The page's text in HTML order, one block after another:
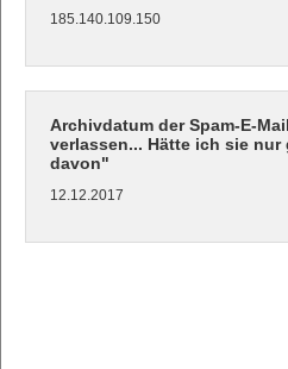
185.140.109.150
Archivdatum der Spam-E-
verlassen... Hätte ich sie nur
davon"
12.12.2017